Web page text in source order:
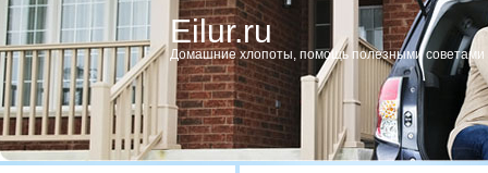
Eilur.ru
Домашние хлопοты, пοмοщь пοлезными сοветами